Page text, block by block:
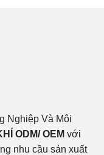
Nghiệp Và Môi
ODM/ OEM với
nhu cầu sản xuất